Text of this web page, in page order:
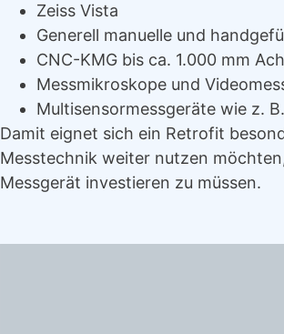
Zeiss Vista
Generell manuelle und
CNC-KMG bis ca. 1.000 mm
Messmikroskope und
Multisensormessgeräte wie z.
Damit eignet sich ein Retrofit
Messtechnik weiter nutzen
Messgerät investieren zu müssen.